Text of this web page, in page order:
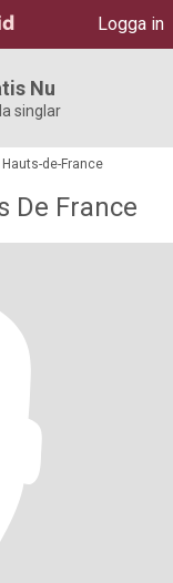
Logga in
Nu
singlar
Hauts-de-France
De France